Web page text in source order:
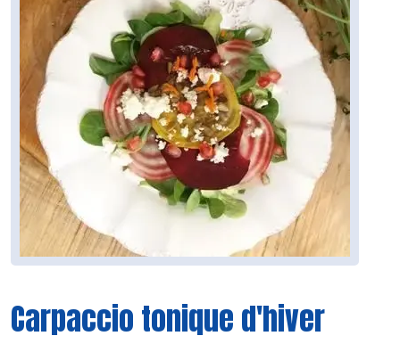
Carpaccio tonique d'hiver